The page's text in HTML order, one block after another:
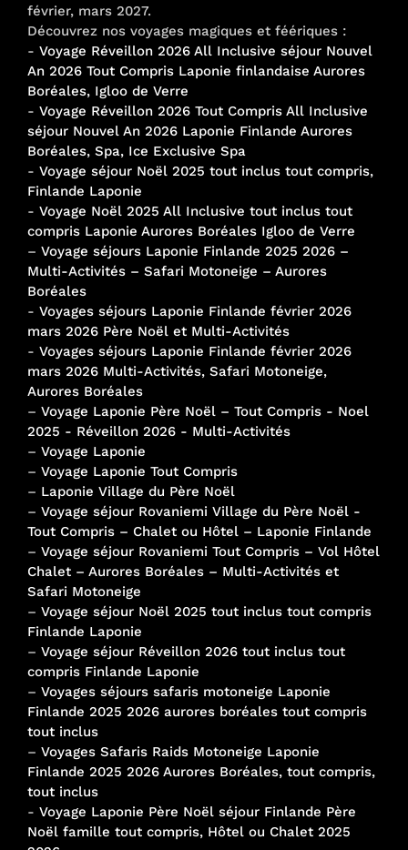
février, mars 2027.
Découvrez nos voyages magiques et féériques :
- Voyage Réveillon 2026 All Inclusive séjour Nouvel
An 2026 Tout Compris Laponie finlandaise Aurores
Boréales, Igloo de Verre
- Voyage Réveillon 2026 Tout Compris All Inclusive
séjour Nouvel An 2026 Laponie Finlande Aurores
Boréales, Spa, Ice Exclusive Spa
- Voyage séjour Noël 2025 tout inclus tout compris,
Finlande Laponie
- Voyage Noël 2025 All Inclusive tout inclus tout
compris Laponie Aurores Boréales Igloo de Verre
– Voyage séjours Laponie Finlande 2025 2026 –
Multi-Activités – Safari Motoneige – Aurores
Boréales
- Voyages séjours Laponie Finlande février 2026
mars 2026 Père Noël et Multi-Activités
- Voyages séjours Laponie Finlande février 2026
mars 2026 Multi-Activités, Safari Motoneige,
Aurores Boréales
– Voyage Laponie Père Noël – Tout Compris - Noel
2025 - Réveillon 2026 - Multi-Activités
– Voyage Laponie
– Voyage Laponie Tout Compris
– Laponie Village du Père Noël
– Voyage séjour Rovaniemi Village du Père Noël -
Tout Compris – Chalet ou Hôtel – Laponie Finlande
– Voyage séjour Rovaniemi Tout Compris – Vol Hôtel
Chalet – Aurores Boréales – Multi-Activités et
Safari Motoneige
– Voyage séjour Noël 2025 tout inclus tout compris
Finlande Laponie
– Voyage séjour Réveillon 2026 tout inclus tout
compris Finlande Laponie
– Voyages séjours safaris motoneige Laponie
Finlande 2025 2026 aurores boréales tout compris
tout inclus
– Voyages Safaris Raids Motoneige Laponie
Finlande 2025 2026 Aurores Boréales, tout compris,
tout inclus
- Voyage Laponie Père Noël séjour Finlande Père
Noël famille tout compris, Hôtel ou Chalet 2025